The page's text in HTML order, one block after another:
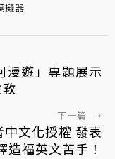
擬器
漫遊」專題展示
下一篇 →
文化授權 發表
造福英文苦手！